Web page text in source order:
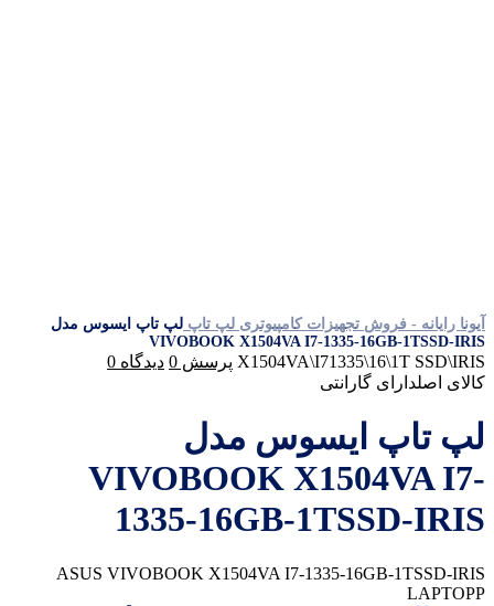
آیونا رایانه - فروش تجهیزات کامپیوتری لپ تاپ لپ تاپ ایسوس مدل
VIVOBOOK X1504VA I7-1335-16GB-1TSSD-IRIS
X1504VA\I71335\16\1T SSD\IRIS پرسش 0 دیدگاه 0
کالای اصلدارای گارانتی
لپ تاپ ایسوس مدل
VIVOBOOK X1504VA I7-
1335-16GB-1TSSD-IRIS
ASUS VIVOBOOK X1504VA I7-1335-16GB-1TSSD-IRIS
LAPTOPP